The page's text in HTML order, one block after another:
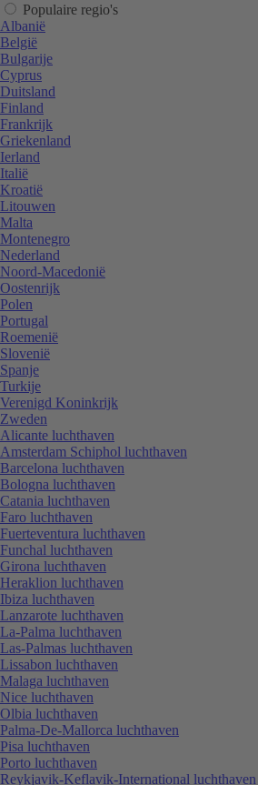
Populaire regio's
Albanië
België
Bulgarije
Cyprus
Duitsland
Finland
Frankrijk
Griekenland
Ierland
Italië
Kroatië
Litouwen
Malta
Montenegro
Nederland
Noord-Macedonië
Oostenrijk
Polen
Portugal
Roemenië
Slovenië
Spanje
Turkije
Verenigd Koninkrijk
Zweden
Alicante luchthaven
Amsterdam Schiphol luchthaven
Barcelona luchthaven
Bologna luchthaven
Catania luchthaven
Faro luchthaven
Fuerteventura luchthaven
Funchal luchthaven
Girona luchthaven
Heraklion luchthaven
Ibiza luchthaven
Lanzarote luchthaven
La-Palma luchthaven
Las-Palmas luchthaven
Lissabon luchthaven
Malaga luchthaven
Nice luchthaven
Olbia luchthaven
Palma-De-Mallorca luchthaven
Pisa luchthaven
Porto luchthaven
Reykjavik-Keflavik-International luchthaven